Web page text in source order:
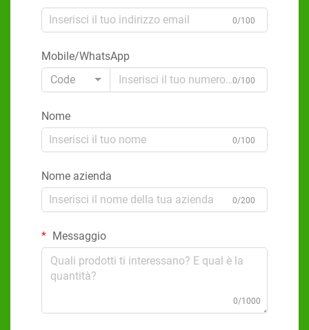
0/100
Mobile/WhatsApp
Code
0/100
Nome
0/100
Nome azienda
0/200
Messaggio
0/1000